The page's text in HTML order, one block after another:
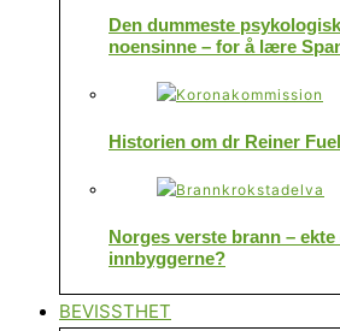
Den dummeste
noensinne – for å lære
Historien om dr Reiner
Norges verste brann –
innbyggerne?
BEVISSTHET